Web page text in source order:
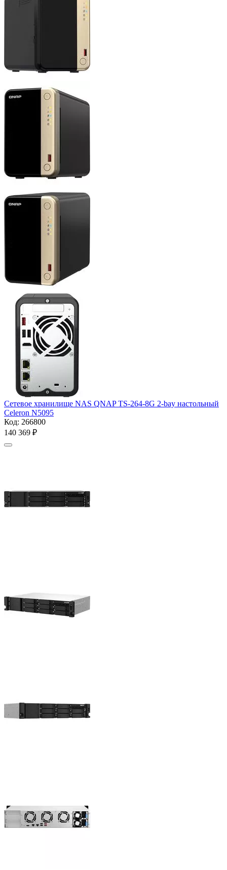
Сетевое хранилище NAS QNAP TS-264-8G 2-bay настольный
Celeron N5095
Код: 266800
140 369 ₽